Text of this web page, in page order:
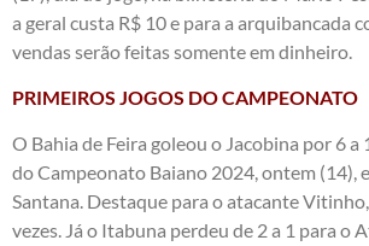
a geral custa R$ 10 e para a arquibancada
vendas serão feitas somente em dinheiro.
PRIMEIROS JOGOS DO CAMPEONATO
O Bahia de Feira goleou o Jacobina por 6
do Campeonato Baiano 2024, ontem (14),
Santana. Destaque para o atacante
vezes. Já o Itabuna perdeu de 2 a 1 para o